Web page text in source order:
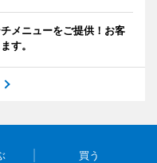
メニューをご提供！お客
す。
買う